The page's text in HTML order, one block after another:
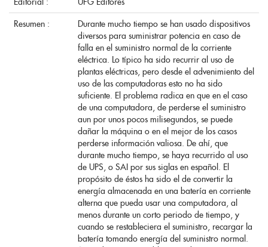
Resumen :
Durante mucho tiempo se han usado dispositivos
diversos para suministrar potencia en caso de
falla en el suministro normal de la corriente
eléctrica. Lo típico ha sido recurrir al uso de
plantas eléctricas, pero desde el advenimiento del
uso de las computadoras esto no ha sido
suficiente. El problema radica en que en el caso
de una computadora, de perderse el suministro
aun por unos pocos milisegundos, se puede
dañar la máquina o en el mejor de los casos
perderse información valiosa. De ahí, que
durante mucho tiempo, se haya recurrido al uso
de UPS, o SAI por sus siglas en español. El
propósito de éstos ha sido el de convertir la
energía almacenada en una batería en corriente
alterna que pueda usar una computadora, al
menos durante un corto periodo de tiempo, y
cuando se restableciera el suministro, recargar la
batería tomando energía del suministro normal.